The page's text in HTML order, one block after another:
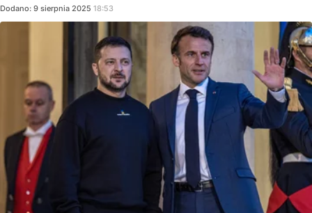
Dodano: 9 sierpnia 2025 18:53